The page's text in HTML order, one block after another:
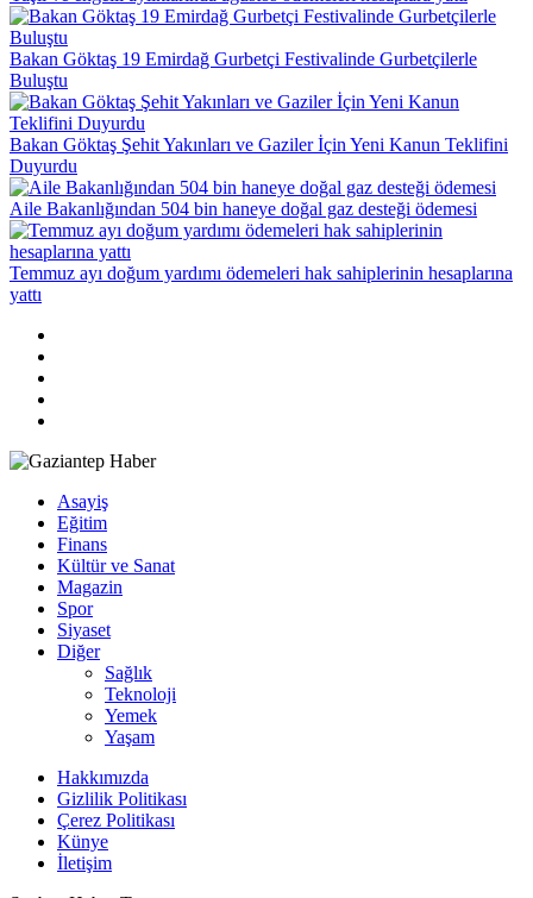
Bakan Göktaş 19 Emirdağ Gurbetçi Festivalinde Gurbetçilerle
Buluştu
Bakan Göktaş Şehit Yakınları ve Gaziler İçin Yeni Kanun Teklifini
Duyurdu
Aile Bakanlığından 504 bin haneye doğal gaz desteği ödemesi
Temmuz ayı doğum yardımı ödemeleri hak sahiplerinin hesaplarına
yattı
Asayiş
Eğitim
Finans
Kültür ve Sanat
Magazin
Spor
Siyaset
Diğer
Sağlık
Teknoloji
Yemek
Yaşam
Hakkımızda
Gizlilik Politikası
Çerez Politikası
Künye
İletişim